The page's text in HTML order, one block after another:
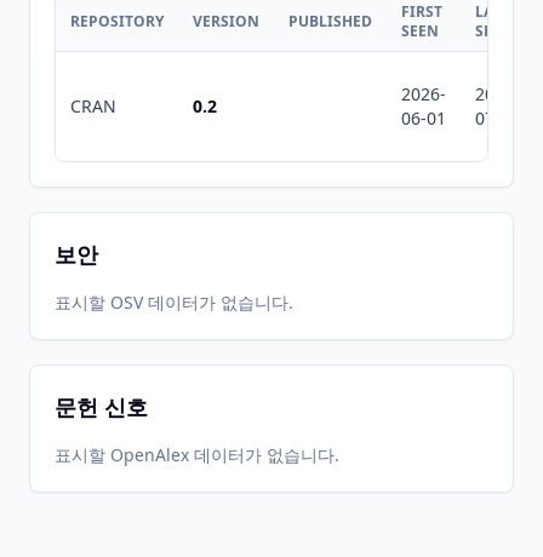
REPOSITORY VERSION PUBLISHED
FIRST
SEEN
LAST
SEEN
CRAN 0.2
2026-
06-01
2026-
07-10
보안
표시할 OSV 데이터가 없습니다.
문헌 신호
표시할 OpenAlex 데이터가 없습니다.